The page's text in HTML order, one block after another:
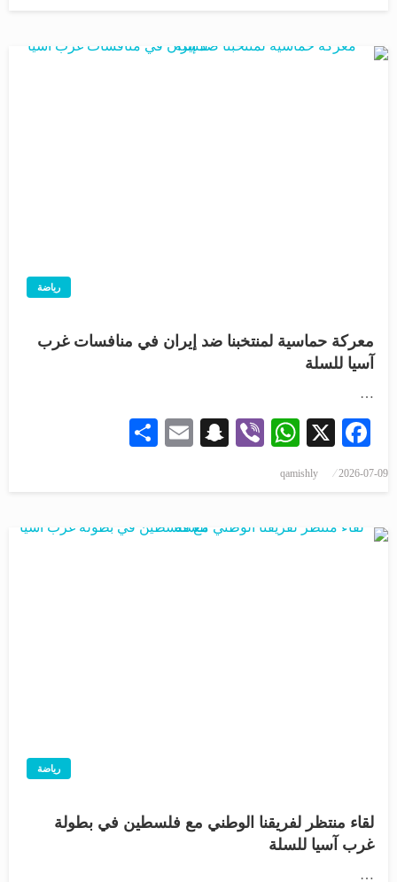
رياضة
معركة حماسية لمنتخبنا ضد إيران في منافسات غرب
آسيا للسلة
…
Facebook
X
WhatsApp
Viber
Snapchat
Email
2026-07-09
qamishly
رياضة
لقاء منتظر لفريقنا الوطني مع فلسطين في بطولة
غرب آسيا للسلة
…